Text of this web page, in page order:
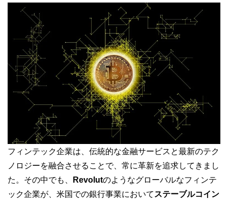
フィンテック企業は、伝統的な金融サービスと最新のテク
ノロジーを融合させることで、常に革新を追求してきまし
た。その中でも、
Revolutのようなグローバルなフィンテ
ック企業が、米国での銀行事業において ステーブルコイン